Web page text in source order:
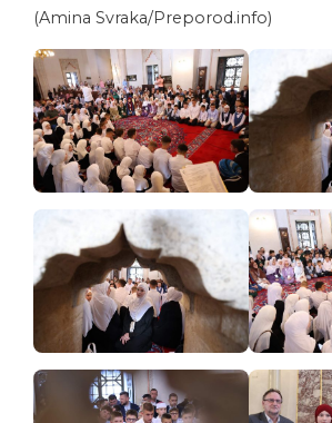
(Amina Svraka/Preporod.info)